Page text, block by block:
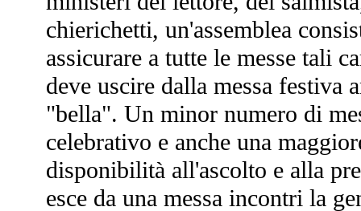
chierichetti, un'assemblea
assicurare a tutte le messe tali
deve uscire dalla messa festiva
"bella". Un minor numero di
celebrativo e anche una
disponibilità all'ascolto e alla
esce da una messa incontri la